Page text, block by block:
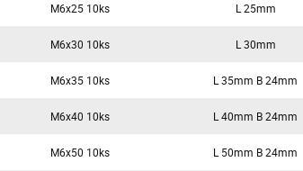
M6x25 10ks L 25mm
M6x30 10ks L 30mm
M6x35 10ks L 35mm B 24mm
M6x40 10ks L 40mm B 24mm
M6x50 10ks L 50mm B 24mm